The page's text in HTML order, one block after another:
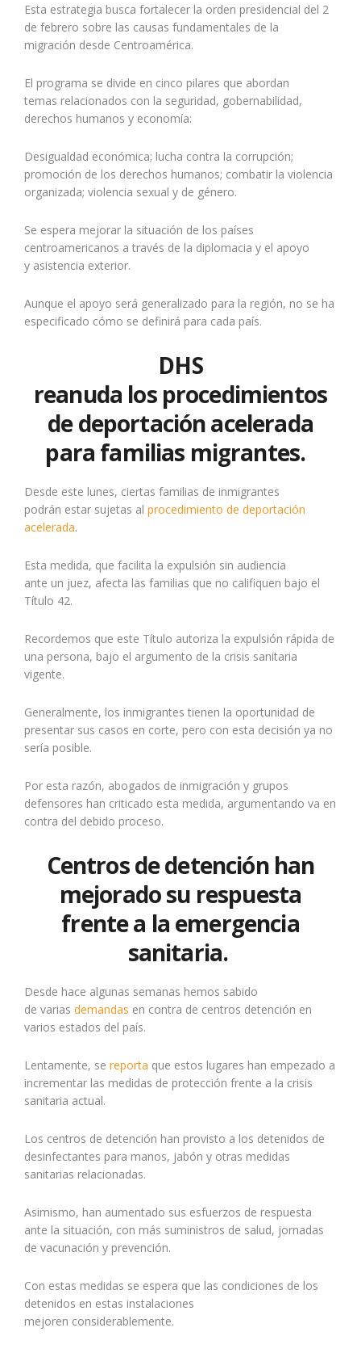
Esta estrategia busca fortalecer la orden presidencial del 2
de febrero sobre las causas fundamentales de la
migración desde Centroamérica.
El programa se divide en cinco pilares que abordan
temas relacionados con la seguridad, gobernabilidad,
derechos humanos y economía:
Desigualdad económica; lucha contra la corrupción;
promoción de los derechos humanos; combatir la violencia
organizada; violencia sexual y de género.
Se espera mejorar la situación de los países
centroamericanos a través de la diplomacia y el apoyo
y asistencia exterior.
Aunque el apoyo será generalizado para la región, no se ha
especificado cómo se definirá para cada país.
DHS
reanuda los procedimientos
de deportación acelerada
para familias migrantes.
Desde este lunes, ciertas familias de inmigrantes
podrán estar sujetas al procedimiento de deportación
acelerada.
Esta medida, que facilita la expulsión sin audiencia
ante un juez, afecta las familias que no califiquen bajo el
Título 42.
Recordemos que este Título autoriza la expulsión rápida de
una persona, bajo el argumento de la crisis sanitaria
vigente.
Generalmente, los inmigrantes tienen la oportunidad de
presentar sus casos en corte, pero con esta decisión ya no
sería posible.
Por esta razón, abogados de inmigración y grupos
defensores han criticado esta medida, argumentando va en
contra del debido proceso.
Centros de detención han
mejorado su respuesta
frente a la emergencia
sanitaria.
Desde hace algunas semanas hemos sabido
de varias demandas en contra de centros detención en
varios estados del país.
Lentamente, se reporta que estos lugares han empezado a
incrementar las medidas de protección frente a la crisis
sanitaria actual.
Los centros de detención han provisto a los detenidos de
desinfectantes para manos, jabón y otras medidas
sanitarias relacionadas.
Asimismo, han aumentado sus esfuerzos de respuesta
ante la situación, con más suministros de salud, jornadas
de vacunación y prevención.
Con estas medidas se espera que las condiciones de los
detenidos en estas instalaciones
mejoren considerablemente.